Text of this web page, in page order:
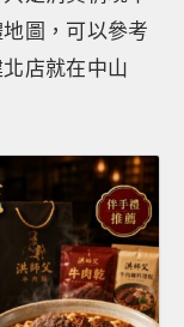
圖，可以參考
店就在中山